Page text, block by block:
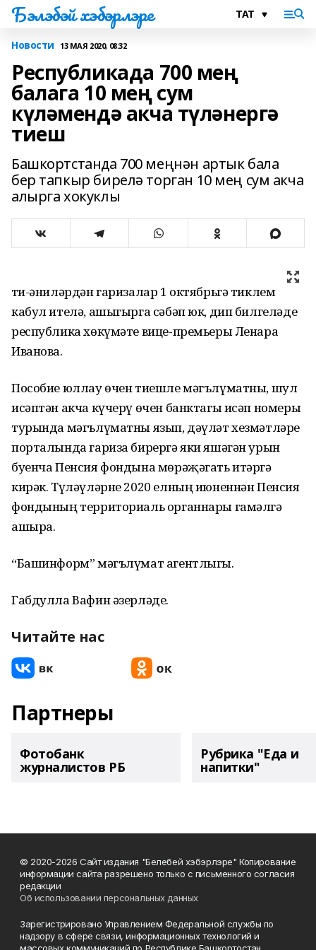
Бэлэбэй хэбэрлэре
Новости 13 МАЯ 2020, 08:32
Республикада 700 мең
балага 10 мең сум
күләмендә акча түләнергә
тиеш
Башкортстанда 700 меңнән артык бала
бер тапкыр бирелә торган 10 мең сум акча
алырга хокуклы
Әти-әниләрдән гаризалар 1 октябрьгә тиклем
кабул ителә, ашыгырга сәбәп юк, дип билгеләде
республика хөкүмәте вице-премьеры Ленара
Иванова.
Пособие юллау өчен тиешле мәгълүматны, шул
исәптән акча күчерү өчен банктагы исәп номеры
турында мәгълүматны язып, дәүләт хезмәтләре
порталында гариза бирергә яки яшәгән урын
буенча Пенсия фондына мөрәҗәгать итәргә
кирәк. Түләүләрне 2020 елның июненнән Пенсия
фондының территориаль органнары гамәлгә
ашыра.
“Башинформ” мәгълүмат агентлыгы.
Габдулла Вафин әзерләде.
Читайте нас
Партнеры
Фотобанк
журналистов РБ
Рубрика "Еда и
напитки"
© 2020-2026 Сайт издания "Белебей хэбэрлэре" Копирование
информации сайта разрешено только с письменного согласия
редакции
Об использовании персональных данных
Зарегистрировано Управлением Федеральной службы по
надзору в сфере связи, информационных технологий и
массовых коммуникаций по Республике Башкортостан.